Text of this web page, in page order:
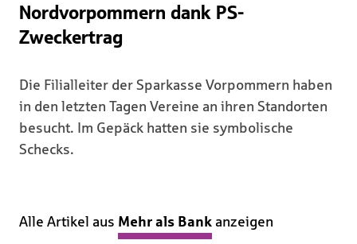
Nordvorpommern dank PS-
Zweckertrag
Die Filialleiter der Sparkasse Vorpommern haben
in den letzten Tagen Vereine an ihren Standorten
besucht. Im Gepäck hatten sie symbolische
Schecks.
Alle Artikel aus Mehr als Bank anzeigen